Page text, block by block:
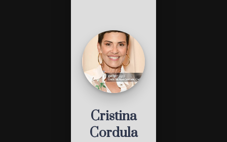
Cristina
Cordula